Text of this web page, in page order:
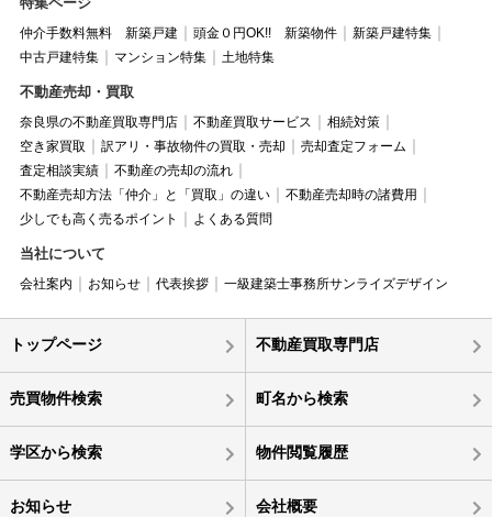
仲介手数料無料 新築戸建 頭金０円OK!! 新築物件
新築戸建特集
中古戸建特集
マンション特集 土地特集
不動産売却・買取
奈良県の不動産買取専門店 不動産買取サービス
相続対策
空き家買取
訳アリ・事故物件の買取・売却
売却査定フォーム
査定相談実績
不動産の売却の流れ
不動産売却方法「仲介」と「買取」の違い
不動産売却時の諸費用
少しでも高く売るポイント
よくある質問
当社について
会社案内 お知らせ 代表挨拶 一級建築士事務所サンライズデザイン
トップページ 不動産買取専門店
売買物件検索 町名から検索
学区から検索 物件閲覧履歴
お知らせ 会社概要